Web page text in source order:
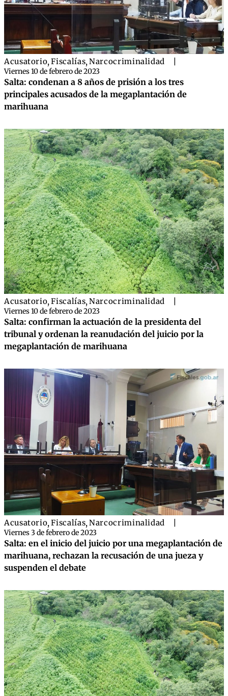
Acusatorio,Fiscalías,Narcocriminalidad
Viernes 10 de febrero de 2023
Salta: condenan a 8 años de prisión a los tres
principales acusados de la megaplantación de
marihuana
Acusatorio,Fiscalías,Narcocriminalidad
Viernes 10 de febrero de 2023
Salta: confirman la actuación de la presidenta del
tribunal y ordenan la reanudación del juicio por la
megaplantación de marihuana
Acusatorio, Fiscalías, Narcocriminalidad
Viernes 3 de febrero de 2023
Salta: en el inicio del juicio por una megaplantación de
marihuana, rechazan la recusación de una jueza y
suspenden el debate